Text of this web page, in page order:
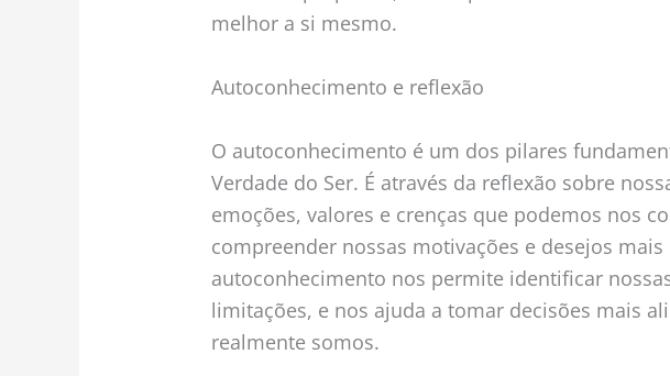
melhor a si mesmo.
Autoconhecimento e reflexão
O autoconhecimento é um dos pilares
Verdade do Ser. É através da reflexão sobre
emoções, valores e crenças que podemos nos
compreender nossas motivações e desejos
autoconhecimento nos permite identificar
limitações, e nos ajuda a tomar decisões mais
realmente somos.